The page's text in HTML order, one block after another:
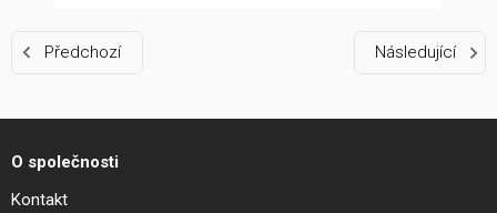
Předchozí Následující
O společnosti
Kontakt